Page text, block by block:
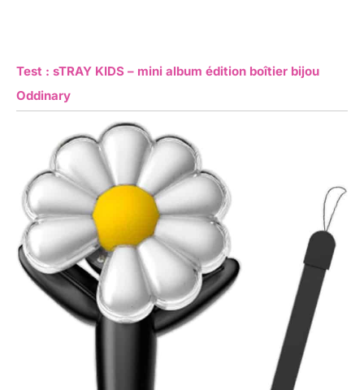
Test : sTRAY KIDS – mini album édition boîtier bijou
Oddinary